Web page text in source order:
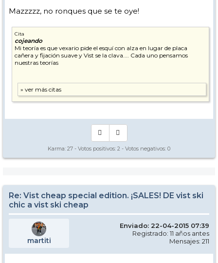
Mazzzzz, no ronques que se te oye!
Cita
cojeando
Mi teoría es que vexario pide el esquí con alza en lugar de placa
cañera y fijación suave y Vist se la clava.... Cada uno pensamos
nuestras teorías
Karma: 27 - Votos positivos: 2 - Votos negativos: 0
Re: Vist cheap special edition. ¡SALES! DE vist ski
chic a vist ski cheap
martiti
Enviado: 22-04-2015 07:39
Registrado: 11 años antes
Mensajes: 211